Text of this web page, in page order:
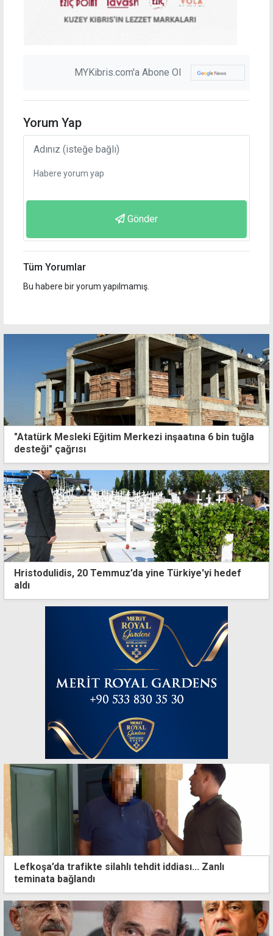
MYKibris.com'a Abone Ol
Yorum Yap
Gönder
Tüm Yorumlar
Bu habere bir yorum yapılmamış.
"Atatürk Mesleki Eğitim Merkezi inşaatına 6 bin tuğla
desteği" çağrısı
Hristodulidis, 20 Temmuz’da yine Türkiye'yi hedef
aldı
Lefkoşa’da trafikte silahlı tehdit iddiası... Zanlı
teminata bağlandı